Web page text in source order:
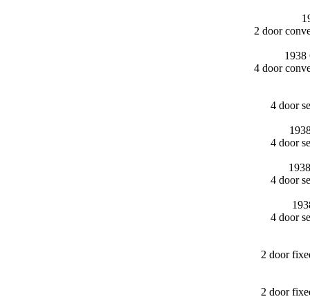
2 door
1938
4 door
4 door
4 door
4 door
4 door
2 door
2 door